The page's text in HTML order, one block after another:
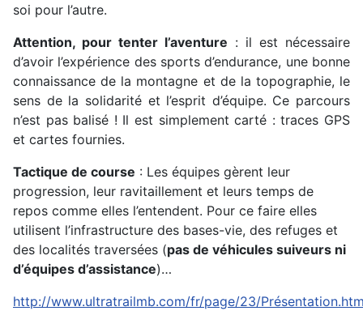
soi pour l’autre.
Attention, pour tenter l’aventure : il est nécessaire
d’avoir l’expérience des sports d’endurance, une bonne
connaissance de la montagne et de la topographie, le
sens de la solidarité et l’esprit d’équipe. Ce parcours
n’est pas balisé ! Il est simplement carté : traces GPS
et cartes fournies.
Tactique de course : Les équipes gèrent leur
progression, leur ravitaillement et leurs temps de
repos comme elles l’entendent. Pour ce faire elles
utilisent l’infrastructure des bases-vie, des refuges et
des localités traversées (pas de véhicules suiveurs ni
d’équipes d’assistance)…
http://www.ultratrailmb.com/fr/page/23/